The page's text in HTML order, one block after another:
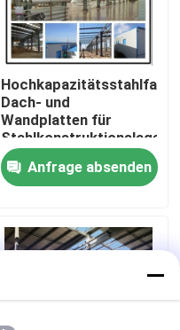
Dach- und
Wandplatten für
Stahlkonstruktionslager
Anfrage absenden